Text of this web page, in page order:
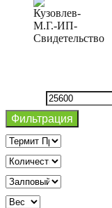
Минимальная
цена
Фильтрация